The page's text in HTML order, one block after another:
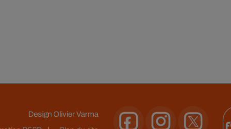
DesignOlivier Varma